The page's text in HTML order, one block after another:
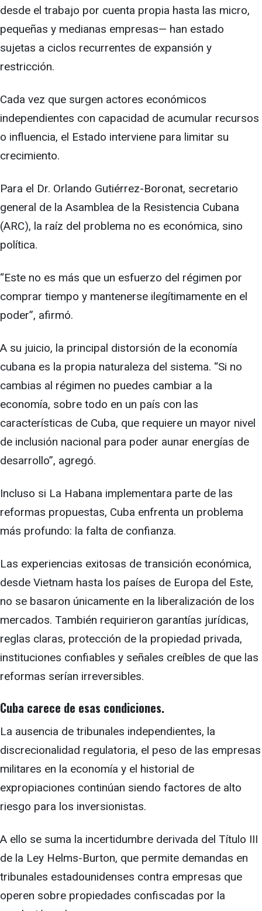
desde el trabajo por cuenta propia hasta las micro,
pequeñas y medianas empresas— han estado
sujetas a ciclos recurrentes de expansión y
restricción.
Cada vez que surgen actores económicos
independientes con capacidad de acumular recursos
o influencia, el Estado interviene para limitar su
crecimiento.
Para el Dr. Orlando Gutiérrez-Boronat, secretario
general de la Asamblea de la Resistencia Cubana
(ARC), la raíz del problema no es económica, sino
política.
“Este no es más que un esfuerzo del régimen por
comprar tiempo y mantenerse ilegítimamente en el
poder”, afirmó.
A su juicio, la principal distorsión de la economía
cubana es la propia naturaleza del sistema. “Si no
cambias al régimen no puedes cambiar a la
economía, sobre todo en un país con las
características de Cuba, que requiere un mayor nivel
de inclusión nacional para poder aunar energías de
desarrollo”, agregó.
Incluso si La Habana implementara parte de las
reformas propuestas, Cuba enfrenta un problema
más profundo: la falta de confianza.
Las experiencias exitosas de transición económica,
desde Vietnam hasta los países de Europa del Este,
no se basaron únicamente en la liberalización de los
mercados. También requirieron garantías jurídicas,
reglas claras, protección de la propiedad privada,
instituciones confiables y señales creíbles de que las
reformas serían irreversibles.
Cuba carece de esas condiciones.
La ausencia de tribunales independientes, la
discrecionalidad regulatoria, el peso de las empresas
militares en la economía y el historial de
expropiaciones continúan siendo factores de alto
riesgo para los inversionistas.
A ello se suma la incertidumbre derivada del Título III
de la Ley Helms-Burton, que permite demandas en
tribunales estadounidenses contra empresas que
operen sobre propiedades confiscadas por la